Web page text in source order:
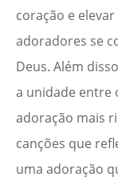
coração e
adoradores se
Deus. Além
a unidade entre
adoração mais
canções que
uma adoração